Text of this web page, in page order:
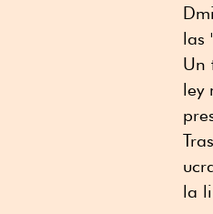
las
Un
ley
la